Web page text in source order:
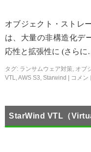
オブジェクト・ストレ
は、大量の非構造化デ
応性と拡張性に (さら
タグ: ランサムウェア対策, オブ
VTL,AWS S3, Starwind コメン
StarWind VTL（